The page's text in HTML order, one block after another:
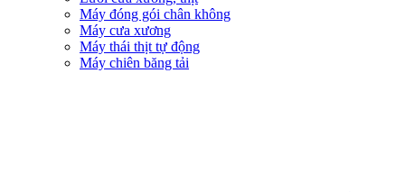
Máy đóng gói chân không
Máy cưa xương
Máy thái thịt tự động
Máy chiên băng tải